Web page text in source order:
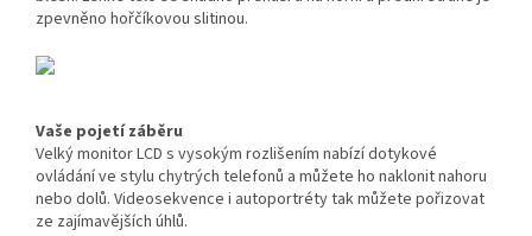
zpevněno hořčíkovou slitinou.
Vaše pojetí záběru
Velký monitor LCD s vysokým rozlišením nabízí dotykové
ovládání ve stylu chytrých telefonů a můžete ho naklonit nahoru
nebo dolů. Videosekvence i autoportréty tak můžete pořizovat
ze zajímavějších úhlů.